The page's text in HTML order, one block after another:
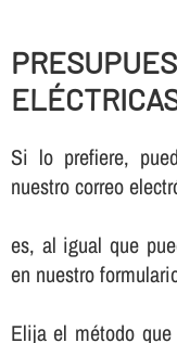
Si lo prefiere,
nuestro correo
es, al igual que
en nuestro
Elija el método